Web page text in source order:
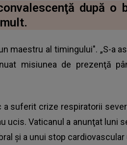
după o
maestru al timingului". „S-a
misiunea de prezenţă
suferit crize respiratorii
ucis. Vaticanul a anunţat luni
şi a unui stop